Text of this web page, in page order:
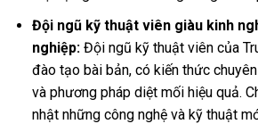
Đội ngũ kỹ thuật viên giàu kinh
nghiệp:Đội ngũ kỹ thuật viên của
đào tạo bài bản, có kiến thức
và phương pháp diệt mối hiệu quả.
nhật những công nghệ và kỹ thuật